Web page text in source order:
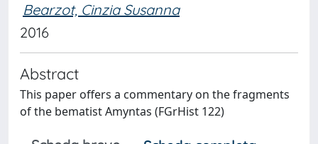
Bearzot, Cinzia Susanna
2016
Abstract
This paper offers a commentary on the fragments
of the bematist Amyntas (FGrHist 122)